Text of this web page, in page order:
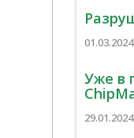
01.03.2024
Уже в
29.01.2024